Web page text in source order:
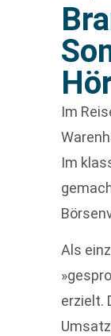
Im
Im
Als
erzielt.